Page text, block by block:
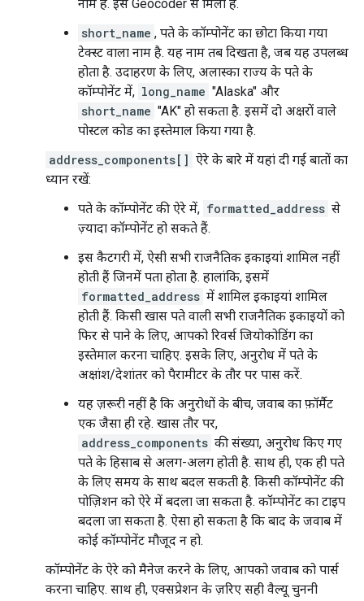
नाम है. इसे Geocoder से मिला है.
short_name , पते के कॉम्पोनेंट का छोटा किया गया
टेक्स्ट वाला नाम है. यह नाम तब दिखता है, जब यह उपलब्ध
होता है. उदाहरण के लिए, अलास्का राज्य के पते के
कॉम्पोनेंट में, long_name "Alaska" और
short_name "AK" हो सकता है. इसमें दो अक्षरों वाले
पोस्टल कोड का इस्तेमाल किया गया है.
address_components[] ऐरे के बारे में यहां दी गई बातों का
ध्यान रखें:
पते के कॉम्पोनेंट की ऐरे में, formatted_address से
ज़्यादा कॉम्पोनेंट हो सकते हैं.
इस कैटगरी में, ऐसी सभी राजनैतिक इकाइयां शामिल नहीं
होती हैं जिनमें पता होता है. हालांकि, इसमें
formatted_address में शामिल इकाइयां शामिल
होती हैं. किसी खास पते वाली सभी राजनैतिक इकाइयों को
फिर से पाने के लिए, आपको रिवर्स जियोकोडिंग का
इस्तेमाल करना चाहिए. इसके लिए, अनुरोध में पते के
अक्षांश/देशांतर को पैरामीटर के तौर पर पास करें.
यह ज़रूरी नहीं है कि अनुरोधों के बीच, जवाब का फ़ॉर्मैट
एक जैसा ही रहे. खास तौर पर,
address_components की संख्या, अनुरोध किए गए
पते के हिसाब से अलग-अलग होती है. साथ ही, एक ही पते
के लिए समय के साथ बदल सकती है. किसी कॉम्पोनेंट की
पोज़िशन को ऐरे में बदला जा सकता है. कॉम्पोनेंट का टाइप
बदला जा सकता है. ऐसा हो सकता है कि बाद के जवाब में
कोई कॉम्पोनेंट मौजूद न हो.
कॉम्पोनेंट के ऐरे को मैनेज करने के लिए, आपको जवाब को पार्स
करना चाहिए. साथ ही, एक्सप्रेशन के ज़रिए सही वैल्यू चुननी